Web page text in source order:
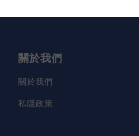
關於我們
關於我們
私隱政策